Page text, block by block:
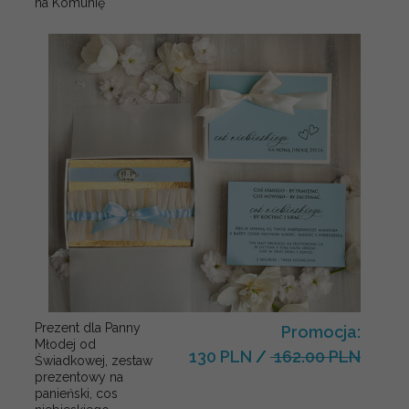
na Komunię
Prezent dla Panny
Młodej od
Świadkowej, zestaw
prezentowy na
panieński, cos
Promocja:
130 PLN / 162.00 PLN